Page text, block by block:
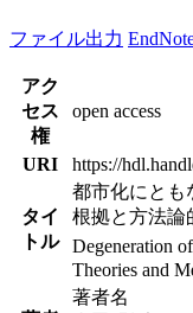
ファイル出力
アク
セス
権
open access
URI https://
タイ
トル
都市化にとも
根拠と方法論
Degeneration
Theories and
著者名